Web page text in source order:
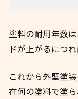
塗料の耐用年数
ドが上がるにつ
これから外壁塗
在何の塗料で塗